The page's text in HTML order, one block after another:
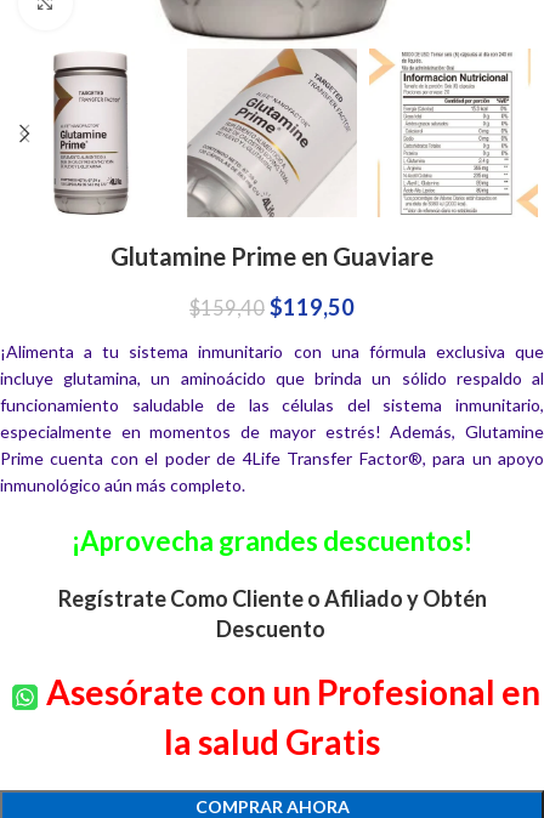
Glutamine Prime en Guaviare
$159,40 $119,50
¡Alimenta a tu sistema inmunitario con una fórmula exclusiva que
incluye glutamina, un aminoácido que brinda un sólido respaldo al
funcionamiento saludable de las células del sistema inmunitario,
especialmente en momentos de mayor estrés! Además, Glutamine
Prime cuenta con el poder de 4Life Transfer Factor®, para un apoyo
inmunológico aún más completo.
¡Aprovecha grandes descuentos!
Regístrate Como Cliente o Afiliado y Obtén
Descuento
Asesórate con un Profesional en
la salud Gratis
COMPRAR AHORA